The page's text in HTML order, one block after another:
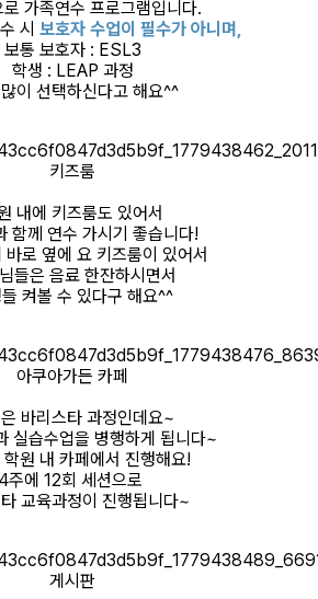
로 가족연수 프로그램입니다.
시 보호자 수업이 필수가 아니며,
보통 보호자 : ESL3
학생 : LEAP 과정
이 선택하신다고 해요^^
키즈룸
내에 키즈룸도 있어서
함께 연수 가시기 좋습니다!
바로 옆에 요 키즈룸이 있어서
들은 음료 한잔하시면서
켜볼 수 있다구 해요^^
아쿠아가든 카페
바리스타 과정인데요~
실습수업을 병행하게 됩니다~
원 내 카페에서 진행해요!
4주에 12회 세션으로
교육과정이 진행됩니다~
게시판